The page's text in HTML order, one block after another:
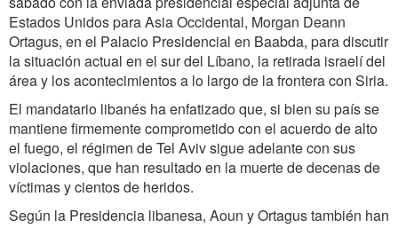
Estados Unidos para Asia Occidental, Morgan Deann
Ortagus, en el Palacio Presidencial en Baabda, para discutir
la situación actual en el sur del Líbano, la retirada israelí del
área y los acontecimientos a lo largo de la frontera con Siria.
El mandatario libanés ha enfatizado que, si bien su país se
mantiene firmemente comprometido con el acuerdo de alto
el fuego, el régimen de Tel Aviv sigue adelante con sus
violaciones, que han resultado en la muerte de decenas de
víctimas y cientos de heridos.
Según la Presidencia libanesa, Aoun y Ortagus también han